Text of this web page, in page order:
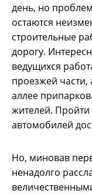
день, но
остаются
строительные
дорогу.
ведущихся
проезжей части,
аллее
жителей.
автомобилей
Но, миновав
ненадолго